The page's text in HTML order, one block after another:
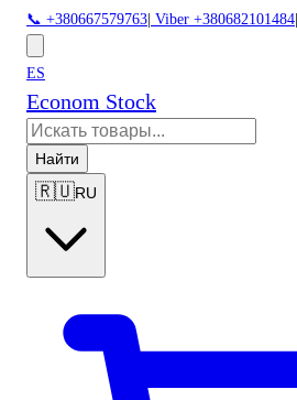
📞 +380667579763 Viber +380682101484
ES
Econom Stock
Найти
🇷🇺RU